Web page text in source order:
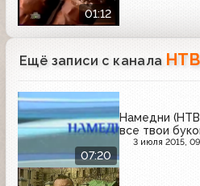
01:12
Ещё записи с канала НТВ
07:20
Намедни
все твои
3 июля 2015,